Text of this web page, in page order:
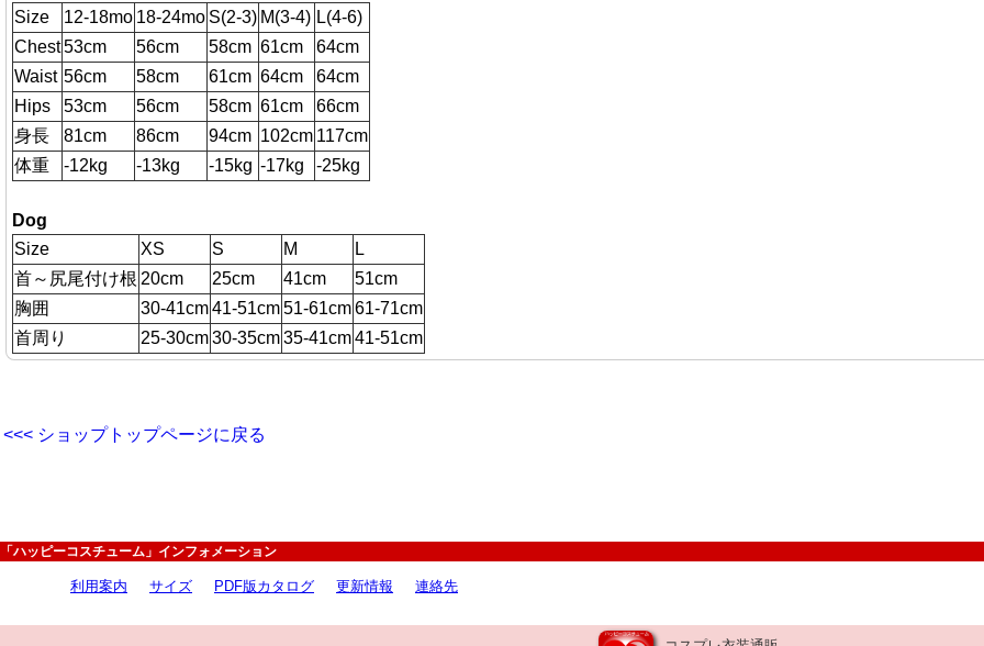
Size
12-18mo 18-24mo S(2-3) M(3-4) L(4-6)
Chest53cm 56cm 58cm 61cm
64cm
Waist 56cm 58cm 61cm 64cm
64cm
Hips
53cm 56cm 58cm 61cm
66cm
身長
81cm 86cm 94cm 102cm 117cm
体重
-12kg -13kg -15kg -17kg -25kg
Dog
Size
XS S M
L
首～尻尾付け根 20cm 25cm 41cm
51cm
胸囲
30-41cm41-51cm51-61cm61-71cm
首周り
25-30cm30-35cm35-41cm41-51cm
<<< ショップトップページに戻る
「ハッピーコスチューム」インフォメーション
利用案内 サイズ PDF版カタログ 更新情報 連絡先